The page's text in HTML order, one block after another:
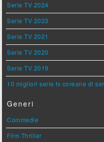
Serie TV 2024
Serie TV 2023
Serie TV 2021
Serie TV 2020
Serie TV 2019
10 migliori serie tv coreane di
Generi
Commedie
Film Thriller